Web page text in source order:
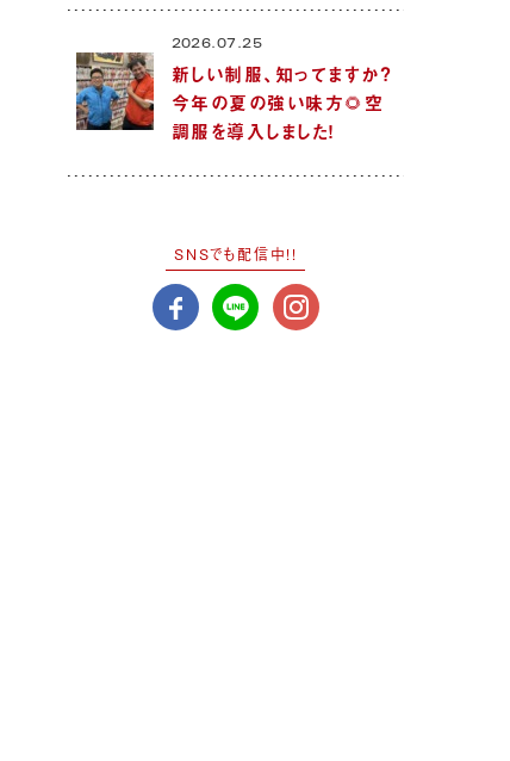
2026.07.25
新しい制服、知ってますか？
今年の夏の強い味方🌻空
調服を導入しました！
SNSでも配信中!!